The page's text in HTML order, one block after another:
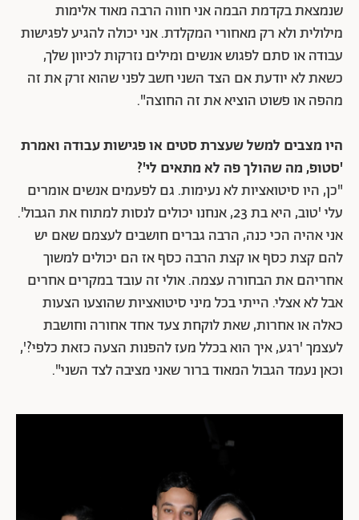
שנמצאת בקדמת הבמה אני חווה הרבה מאוד אלימות
מילולית ולא רק מאחורי המקלדת. אני יכולה להגיע לפגישות
עבודה או סתם לפגוש אנשים ומילים נזרקות לכיוון שלך,
כשאת לא יודעת אם הצד השני חשב לפני שהוא זרק את זה
מהפה או פשוט הוציא את זה החוצה".
היו מצבים למשל שעצרת סטים או פגישות עבודה ואמרת
'סטופ, מה שהולך פה לא מתאים לי'?
"כן, היו סיטואציות לא נעימות. גם לפעמים אנשים אומרים
עלי 'טוב, היא בת 23, אנחנו יכולים לנסות למתוח את הגבול'.
אני אהיה הכי כנה, הרבה גברים חושבים לעצמם שאם יש
להם קצת כסף או קצת הרבה כסף אז הם יכולים למשוך
אחריהם את הבחורה עצמה. אולי זה עובד במקרים אחרים
אבל לא אצלי. הייתי בכל מיני סיטואציות שהוצעו הצעות
כאלה או אחרות, שאת לוקחת צעד אחד אחורה וחושבת
לעצמך 'רגע, איך הוא בכלל מעז להפנות הצעה כזאת כלפי?',
וכאן נעמד הגבול המאוד ברור שאני מציבה לצד השני".